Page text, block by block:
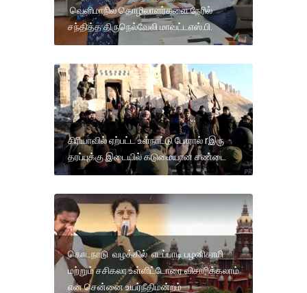
வெளிமாநில தொழிலாளர்களை நேரில்
சந்தித்த திருநெல்வேலி மாவட்டஎஸ்.பி.
சிரியாவில் ஏற்பட்ட உள்நாட்டு போரால் rஇரு
தரப்புக்கு இடையில் கடுமையான சண்டை
கொடநாடு வழக்கில் எடப்பாடி பழனிசாமி
மற்றும் சசிகலா உள்ளிட்டோரை விசாரிக்கலாம்
என சென்னை உயர்நீதிமன்றம்